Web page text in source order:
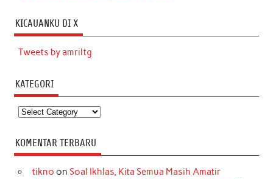
KICAUANKU DI X
Tweets by amriltg
KATEGORI
Kategori
KOMENTAR TERBARU
tikno on Soal Ikhlas, Kita Semua Masih Amatir